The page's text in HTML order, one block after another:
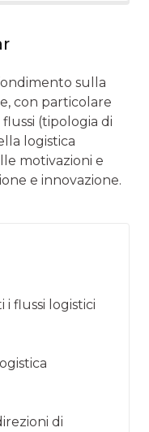
sulla
con particolare
(tipologia di
logistica
motivazioni e
e innovazione.
i flussi logistici
di